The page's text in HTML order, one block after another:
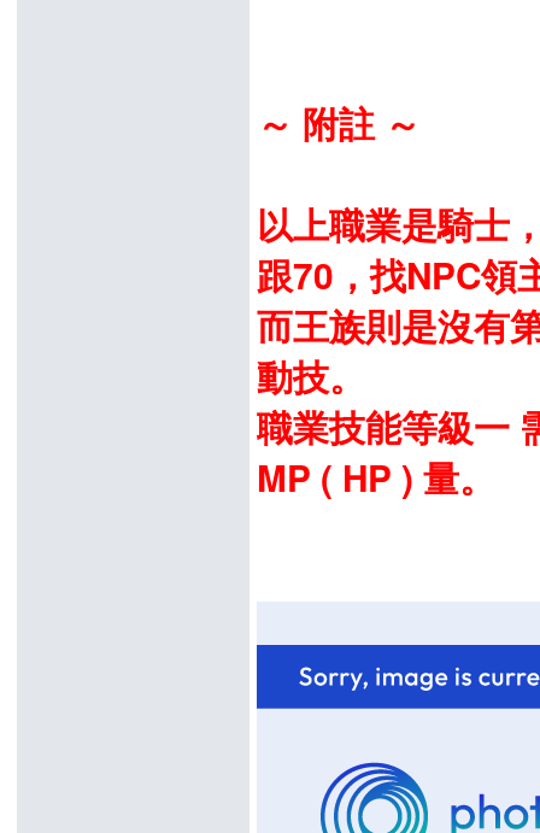
～ 附註 ～
以上職業是騎士
跟70，找NPC領
而王族則是沒有
動技。
職業技能等級一
MP ( HP ) 量。